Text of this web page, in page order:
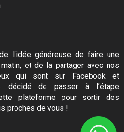
l’idée généreuse de faire une
et de la partager avec nos
qui sont sur Facebook et
décidé de passer à l’étape
plateforme pour sortir des
proches de vous !